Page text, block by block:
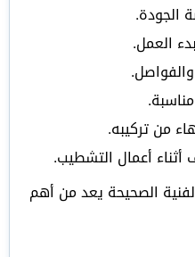
الجودة.
العمل.
من تركيبه.
أعمال التشطيب.
الصحيحة يعد من أهم